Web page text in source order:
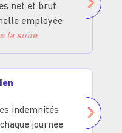
net et brut
employée
la suite
indemnités
journée